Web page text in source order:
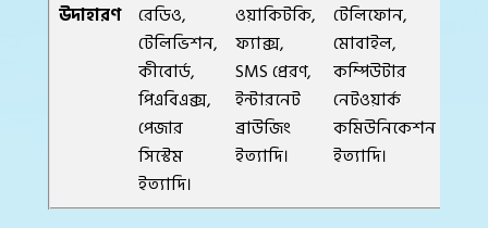
উদাহারণ
রেডিও,
টেলিভিশন,
কীবোর্ড,
পিএবিএক্স,
পেজার
সিস্টেম
ইত্যাদি।
ওয়াকিটকি,
ফ্যাক্স,
SMS প্রেরণ,
ইন্টারনেট
ব্রাউজিং
ইত্যাদি।
টেলিফোন,
মোবাইল,
কম্পিউটার
নেটওয়ার্ক
কমিউনিকেশন
ইত্যাদি।